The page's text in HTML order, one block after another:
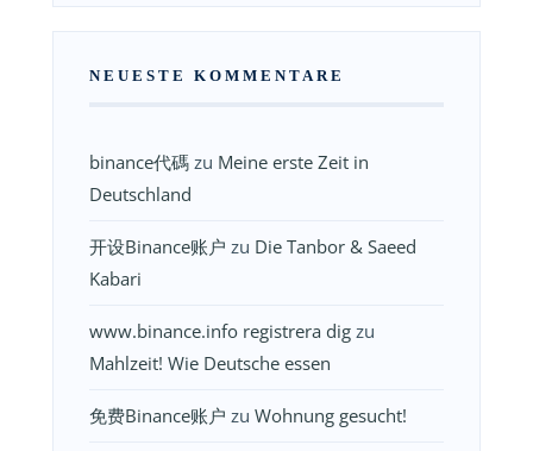
NEUESTE KOMMENTARE
binance代碼 zu Meine erste Zeit in
Deutschland
开设Binance账户 zu Die Tanbor & Saeed
Kabari
www.binance.info registrera dig zu
Mahlzeit! Wie Deutsche essen
免费Binance账户 zu Wohnung gesucht!